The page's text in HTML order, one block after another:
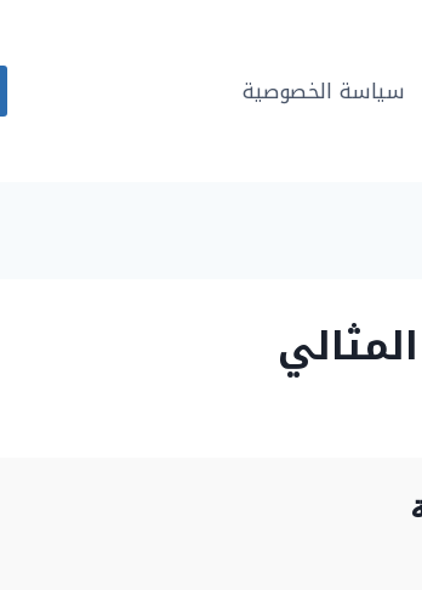
سياسة الخصوصية